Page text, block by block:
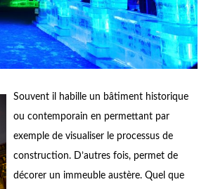
Souvent il habille un bâtiment historique
ou contemporain en permettant par
exemple de visualiser le processus de
construction. D’autres fois, permet de
décorer un immeuble austère. Quel que